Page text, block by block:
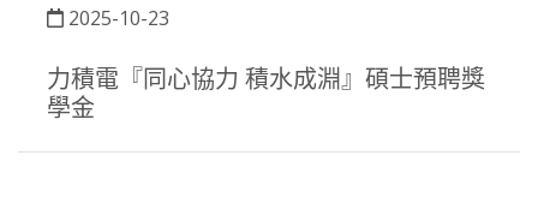
2025-10-23
力積電『同心協力 積水成淵』碩士預聘獎
學金